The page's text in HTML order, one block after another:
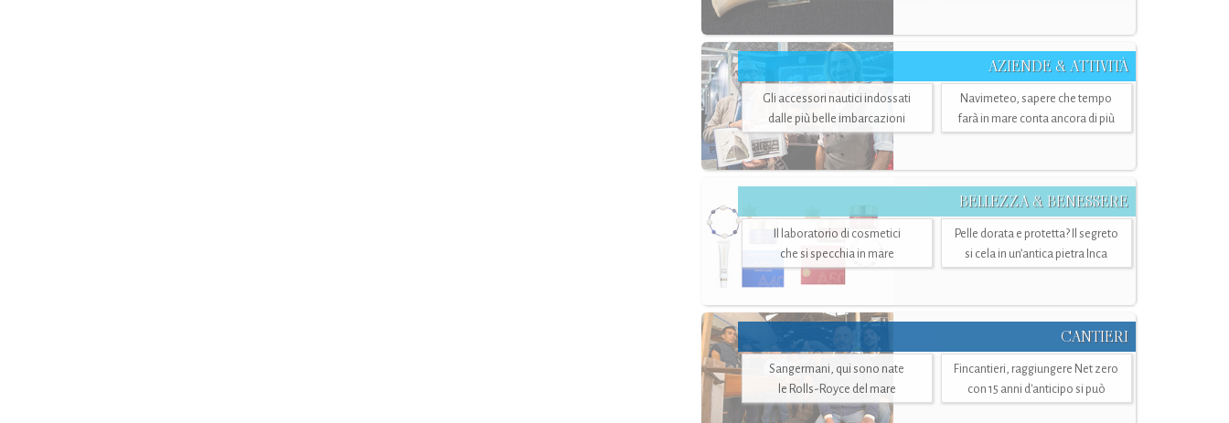
AZIENDE & ATTIVITÀ
Gli accessori nautici indossati
dalle più belle imbarcazioni
Navimeteo, sapere che tempo
farà in mare conta ancora di più
BELLEZZA & BENESSERE
Il laboratorio di cosmetici
che si specchia in mare
Pelle dorata e protetta? Il segreto
si cela in un’antica pietra Inca
CANTIERI
Sangermani, qui sono nate
le Rolls-Royce del mare
Fincantieri, raggiungere Net zero
con 15 anni d'anticipo si può